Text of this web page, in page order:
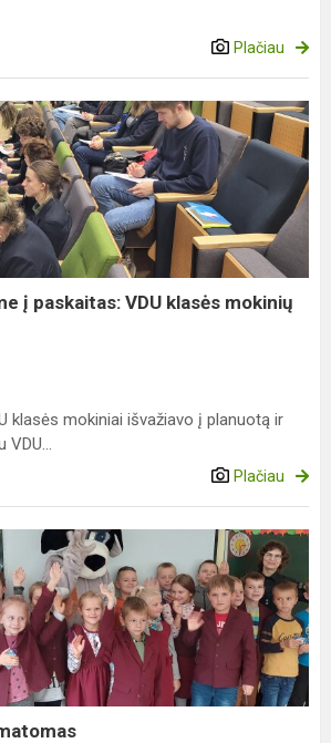
Plačiau
į paskaitas: VDU klasės mokinių
klasės mokiniai išvažiavo į planuotą ir
VDU...
Plačiau